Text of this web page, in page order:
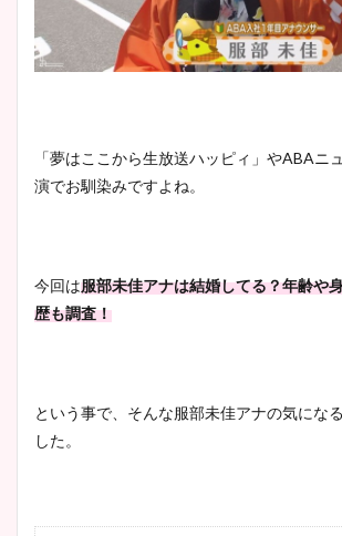
「夢はここから生放送ハッピィ」やABAニ
演でお馴染みですよね。
今回は服部未佳アナは結婚してる？年齢や
歴も調査！
という事で、そんな服部未佳アナの気にな
した。